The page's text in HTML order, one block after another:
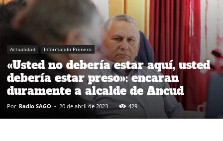
Actualidad Informando Primero
«Usted no debería estar aquí, usted
debería estar preso»: encaran
duramente a alcalde de Ancud
Por Radio SAGO - 20 de abril de 2023 429